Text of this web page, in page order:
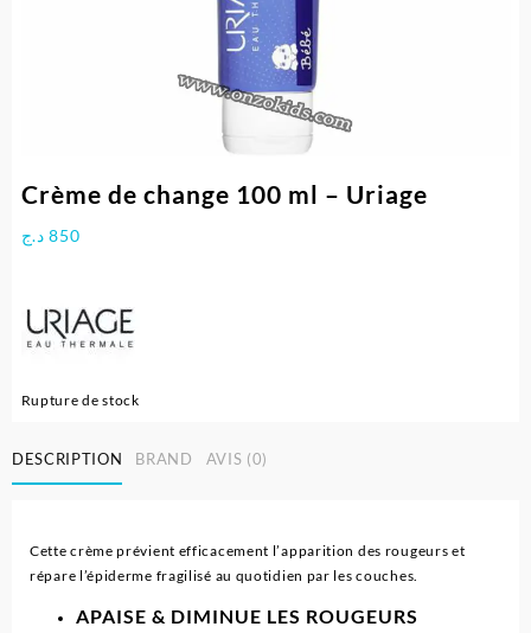
Crème de change 100 ml – Uriage
850 د.ج
Rupture de stock
DESCRIPTION BRAND AVIS (0)
Cette crème prévient efficacement l’apparition des rougeurs et
répare l’épiderme fragilisé au quotidien par les couches.
APAISE & DIMINUE LES ROUGEURS